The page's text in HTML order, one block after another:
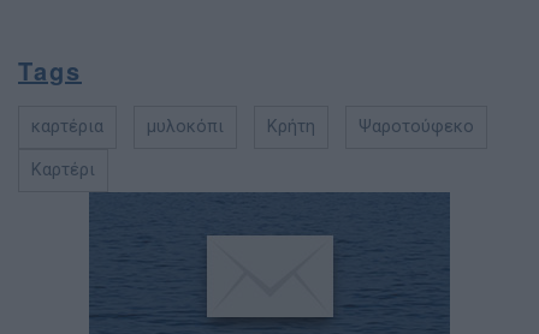
Tags
καρτέρια μυλοκόπι Κρήτη Ψαροτούφεκο
Καρτέρι